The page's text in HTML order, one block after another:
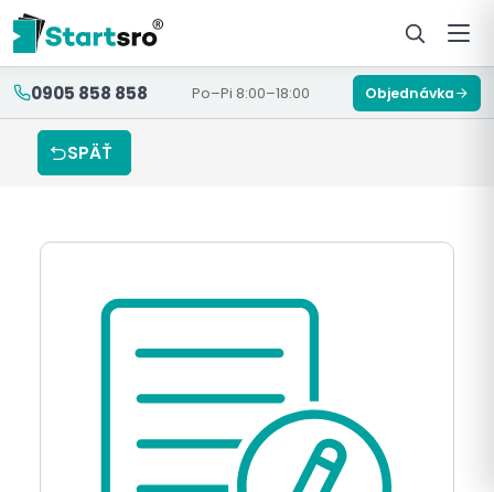
0905 858 858 Po–Pi 8:00–18:00 Objednávka
SPÄŤ